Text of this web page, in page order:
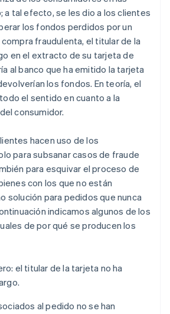
a tal efecto, se les dio a los clientes
los fondos perdidos por un
fraudulenta, el titular de la
en el extracto de su tarjeta de
al banco que ha emitido la tarjeta
los fondos. En teoría, el
el sentido en cuanto a la
consumidor.
hacen uso de los
para subsanar casos de fraude
para esquivar el proceso de
con los que no están
solución para pedidos que nunca
indicamos algunos de los
de por qué se producen los
el titular de la tarjeta no ha
al pedido no se han